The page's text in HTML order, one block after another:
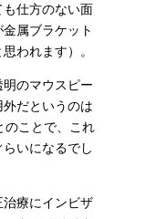
仕方のない面
属ブラケット
われます）。
明のマウスピー
だというのは
のことで、これ
いになるでし
療にインビザ